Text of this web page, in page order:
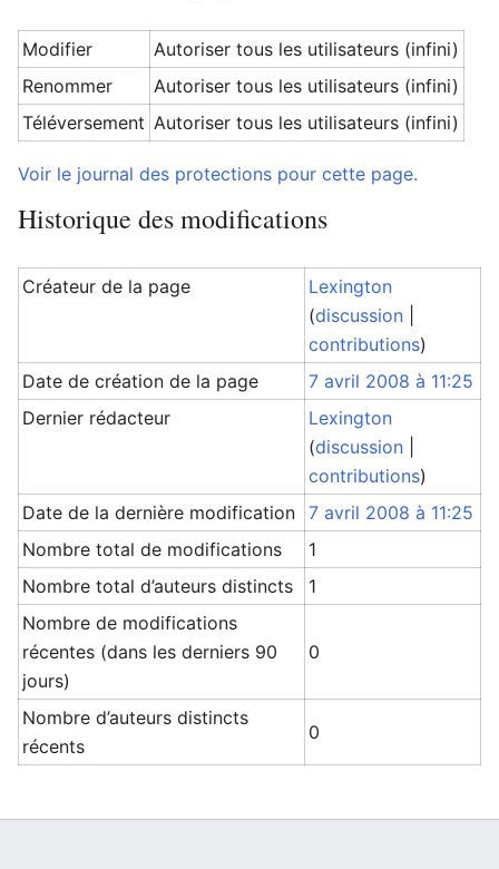
Modifier
Autoriser tous les utilisateurs (infini)
Renommer
Autoriser tous les utilisateurs (infini)
Téléversement Autoriser tous les utilisateurs (infini)
Voir le journal des protections pour cette page.
Historique des modifications
Créateur de la page
Lexington
(discussion
contributions)
Date de création de la page
7 avril 2008 à 11:25
Dernier rédacteur
Lexington
(discussion
contributions)
Date de la dernière modification
7 avril 2008 à 11:25
Nombre total de modifications
1
Nombre total d’auteurs distincts
1
Nombre de modifications
récentes (dans les derniers 90
jours)
0
Nombre d’auteurs distincts
récents
0